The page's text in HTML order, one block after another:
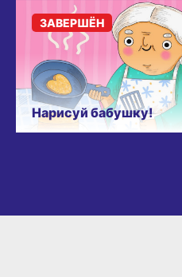
Нарисуй бабушку!
ЗАВЕРШЁН